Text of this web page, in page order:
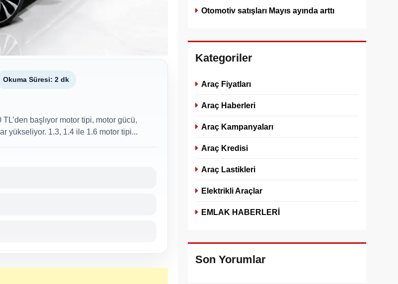
Okuma Süresi: 2 dk
başlıyor motor tipi, motor gücü,
yükseliyor. 1.3, 1.4 ile 1.6 motor tipi...
Otomotiv satışları Mayıs ayında arttı
Kategoriler
Araç Fiyatları
Araç Haberleri
Araç Kampanyaları
Araç Kredisi
Araç Lastikleri
Elektrikli Araçlar
EMLAK HABERLERİ
Son Yorumlar